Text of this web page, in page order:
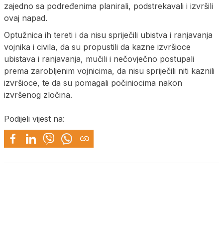
zajedno sa podređenima planirali, podstrekavali i izvršili
ovaj napad.
Optužnica ih tereti i da nisu spriječili ubistva i ranjavanja
vojnika i civila, da su propustili da kazne izvršioce
ubistava i ranjavanja, mučili i nečovječno postupali
prema zarobljenim vojnicima, da nisu spriječili niti kaznili
izvršioce, te da su pomagali počiniocima nakon
izvršenog zločina.
Podijeli vijest na: